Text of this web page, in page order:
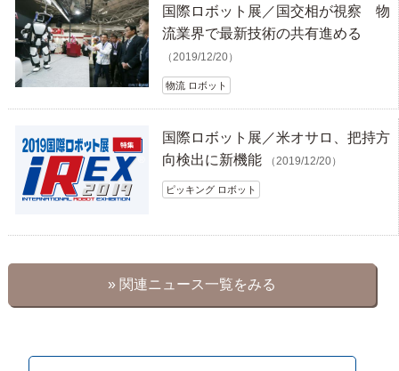
国際ロボット展／国交相が視察 物
流業界で最新技術の共有進める
（2019/12/20）
物流 ロボット
国際ロボット展／米オサロ、把持方
向検出に新機能
（2019/12/20）
ピッキング ロボット
» 関連ニュース一覧をみる